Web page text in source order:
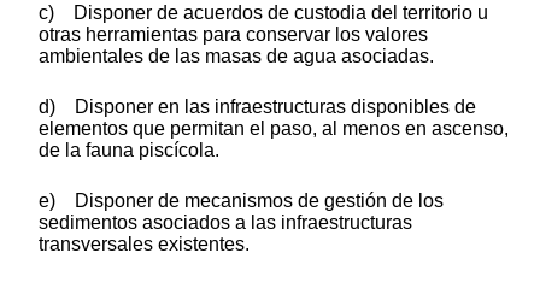
c) Disponer de acuerdos de custodia del territorio u
otras herramientas para conservar los valores
ambientales de las masas de agua asociadas.
d) Disponer en las infraestructuras disponibles de
elementos que permitan el paso, al menos en ascenso,
de la fauna piscícola.
e) Disponer de mecanismos de gestión de los
sedimentos asociados a las infraestructuras
transversales existentes.